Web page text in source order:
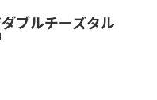
ブルチーズタル